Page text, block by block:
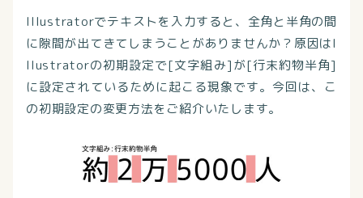
Illustratorでテキストを入力すると、全角と半角の間
に隙間が出てきてしまうことがありませんか？原因はI
llustratorの初期設定で[文字組み]が[行末約物半角]
に設定されているために起こる現象です。今回は、こ
の初期設定の変更方法をご紹介いたします。